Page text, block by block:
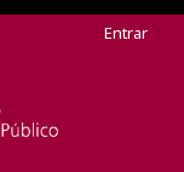
Entrar